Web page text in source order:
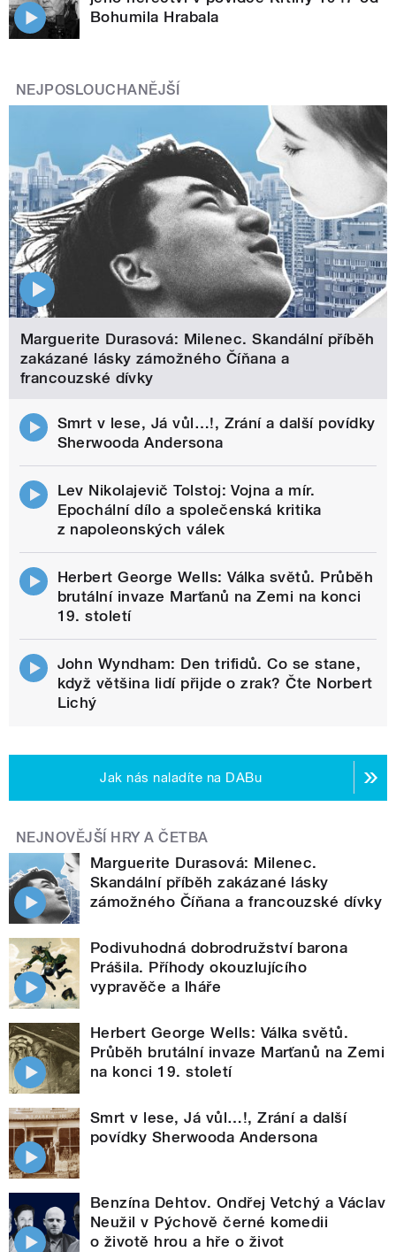
Bohumila Hrabala
NEJPOSLOUCHANĚJŠÍ
Marguerite Durasová: Milenec. Skandální příběh
zakázané lásky zámožného Číňana a
francouzské dívky
Smrt v lese, Já vůl…!, Zrání a další povídky
Sherwooda Andersona
Lev Nikolajevič Tolstoj: Vojna a mír.
Epochální dílo a společenská kritika
z napoleonských válek
Herbert George Wells: Válka světů. Průběh
brutální invaze Marťanů na Zemi na konci
19. století
John Wyndham: Den trifidů. Co se stane,
když většina lidí přijde o zrak? Čte Norbert
Lichý
Jak nás naladíte na DABu
NEJNOVĚJŠÍ HRY A ČETBA
Marguerite Durasová: Milenec.
Skandální příběh zakázané lásky
zámožného Číňana a francouzské dívky
Podivuhodná dobrodružství barona
Prášila. Příhody okouzlujícího
vypravěče a lháře
Herbert George Wells: Válka světů.
Průběh brutální invaze Marťanů na Zemi
na konci 19. století
Smrt v lese, Já vůl…!, Zrání a další
povídky Sherwooda Andersona
Benzína Dehtov. Ondřej Vetchý a Václav
Neužil v Pýchově černé komedii
o životě hrou a hře o život